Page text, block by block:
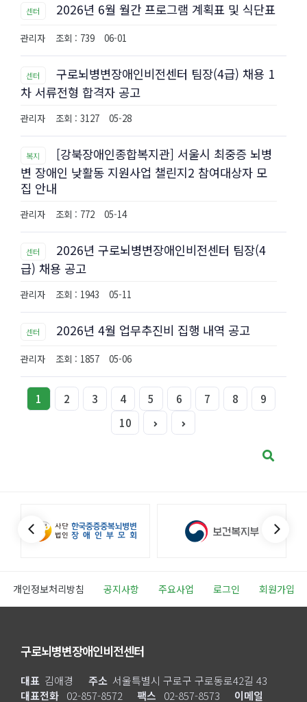
센터 2026년 6월 월간 프로그램 계획표 및 식단표
관리자 조회 : 739 06-01
센터
구로뇌병변장애인비전센터 팀장(4급) 채용 1
차 서류전형 합격자 공고
관리자 조회 : 3127 05-28
복지
[강북장애인종합복지관] 서울시 최중증 뇌병
변 장애인 낮활동 지원사업 챌린지2 참여대상자 모
집 안내
관리자 조회 : 772 05-14
센터
2026년 구로뇌병변장애인비전센터 팀장(4
급) 채용 공고
관리자 조회 : 1943 05-11
센터 2026년 4월 업무추진비 집행 내역 공고
관리자 조회 : 1857 05-06
1 2 3 4 5 6 7 8
9
10
개인정보처리방침 공지사항 주요사업 로그인 회원가입
구로뇌병변장애인비전센터
대표 김애경 주소 서울특별시 구로구 구로동로42길 43
대표전화 02-857-8572 팩스 02-857-8573 이메일